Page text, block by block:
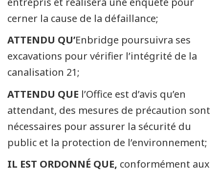
cerner la cause de la défaillance;
ATTENDU QU’Enbridge poursuivra ses
excavations pour vérifier l’intégrité de la
canalisation 21;
ATTENDU QUE l’Office est d’avis qu’en
attendant, des mesures de précaution sont
nécessaires pour assurer la sécurité du
public et la protection de l’environnement;
IL EST ORDONNÉ QUE, conformément aux